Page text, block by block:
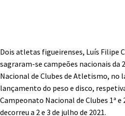
Dois atletas figueirenses, Luís Filipe
sagraram-se campeões nacionais da
Nacional de Clubes de Atletismo,
lançamento do peso e disco,
Campeonato Nacional de Clubes 1ª
decorreu a 2 e 3 de julho de 2021.